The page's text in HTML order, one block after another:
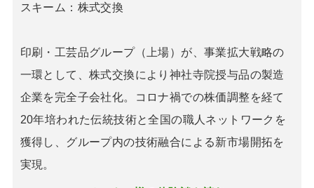
スキーム：株式交換
印刷・工芸品グループ（上場）が、事業拡大戦略の
一環として、株式交換により神社寺院授与品の製造
企業を完全子会社化。コロナ禍での株価調整を経て
20年培われた伝統技術と全国の職人ネットワークを
獲得し、グループ内の技術融合による新市場開拓を
実現。